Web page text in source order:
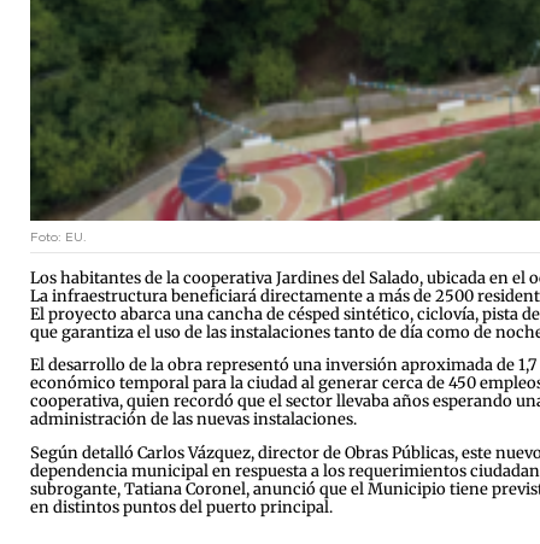
Foto: EU.
Los habitantes de la cooperativa Jardines del Salado, ubicada en
La infraestructura beneficiará directamente a más de 2500
El proyecto abarca una cancha de césped sintético, ciclovía, pista
que garantiza el uso de las instalaciones tanto de día como de
El desarrollo de la obra representó una inversión aproximada de
económico temporal para la ciudad al generar cerca de 450
cooperativa, quien recordó que el sector llevaba años esperando
administración de las nuevas instalaciones.
Según detalló Carlos Vázquez, director de Obras Públicas, este
dependencia municipal en respuesta a los requerimientos
subrogante, Tatiana Coronel, anunció que el Municipio tiene
en distintos puntos del puerto principal.